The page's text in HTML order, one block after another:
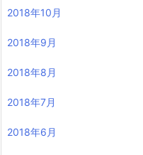
2018年10月
2018年9月
2018年8月
2018年7月
2018年6月